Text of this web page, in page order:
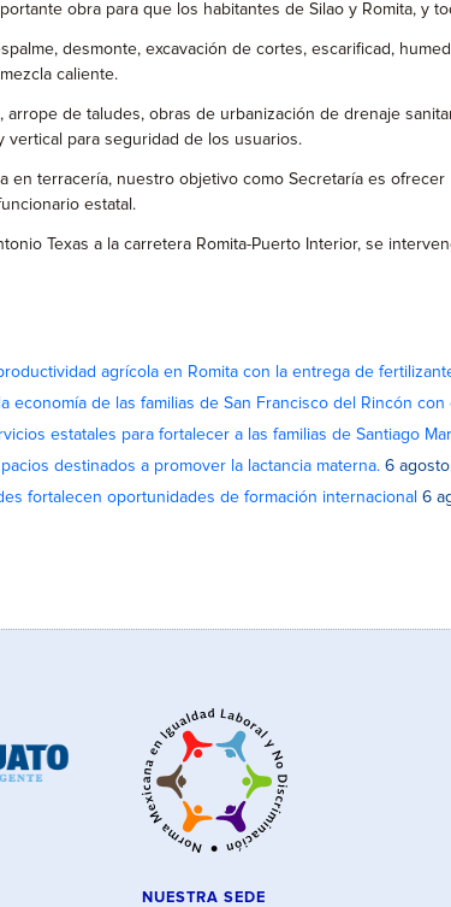
obra para que los habitantes de Silao y Romita,
desmonte, excavación de cortes, escarificad,
caliente.
arrope de taludes, obras de urbanización de drenaje
para seguridad de los usuarios.
en terracería, nuestro objetivo como Secretaría es
estatal.
Texas a la carretera Romita-Puerto Interior, se
agrícola en Romita con la entrega de
economía de las familias de San Francisco del Rincón
estatales para fortalecer a las familias de Santiago
destinados a promover la lactancia materna. 6
fortalecen oportunidades de formación internacional 6
NUESTRA SEDE